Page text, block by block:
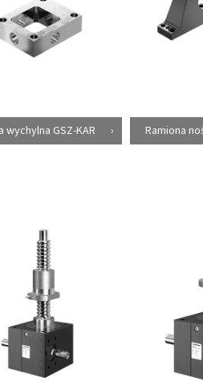
wychylna GSZ-KAR Ramiona